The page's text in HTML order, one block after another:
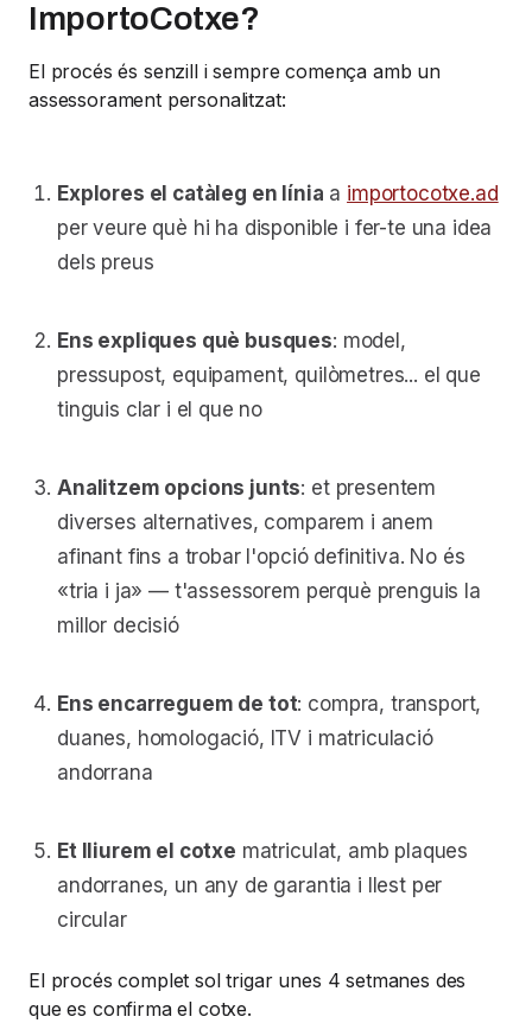
ImportoCotxe?
El procés és senzill i sempre comença amb un
assessorament personalitzat:
Explores el catàleg en línia a importocotxe.ad
per veure què hi ha disponible i fer-te una idea
dels preus
Ens expliques què busques: model,
pressupost, equipament, quilòmetres... el que
tinguis clar i el que no
Analitzem opcions junts: et presentem
diverses alternatives, comparem i anem
afinant fins a trobar l'opció definitiva. No és
«tria i ja» — t'assessorem perquè prenguis la
millor decisió
Ens encarreguem de tot: compra, transport,
duanes, homologació, ITV i matriculació
andorrana
Et lliurem el cotxe matriculat, amb plaques
andorranes, un any de garantia i llest per
circular
El procés complet sol trigar unes 4 setmanes des
que es confirma el cotxe.